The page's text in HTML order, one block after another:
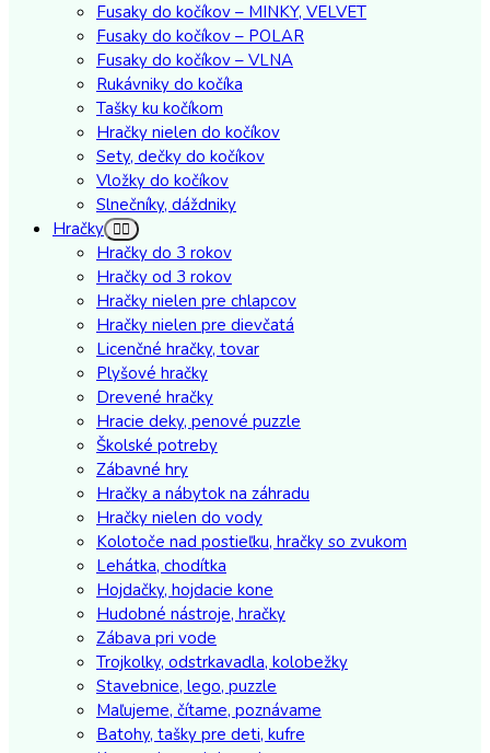
Fusaky do kočíkov – MINKY, VELVET
Fusaky do kočíkov – POLAR
Fusaky do kočíkov – VLNA
Rukávniky do kočíka
Tašky ku kočíkom
Hračky nielen do kočíkov
Sety, dečky do kočíkov
Vložky do kočíkov
Slnečníky, dáždniky
Hračky
Hračky do 3 rokov
Hračky od 3 rokov
Hračky nielen pre chlapcov
Hračky nielen pre dievčatá
Licenčné hračky, tovar
Plyšové hračky
Drevené hračky
Hracie deky, penové puzzle
Školské potreby
Zábavné hry
Hračky a nábytok na záhradu
Hračky nielen do vody
Kolotoče nad postieľku, hračky so zvukom
Lehátka, chodítka
Hojdačky, hojdacie kone
Hudobné nástroje, hračky
Zábava pri vode
Trojkolky, odstrkavadla, kolobežky
Stavebnice, lego, puzzle
Maľujeme, čítame, poznávame
Batohy, tašky pre deti, kufre